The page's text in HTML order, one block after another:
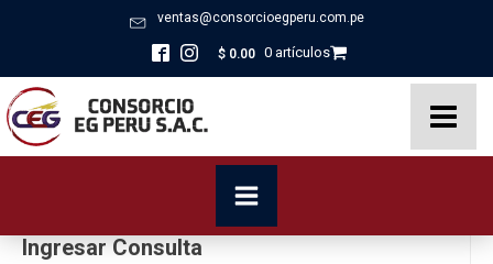
ventas@consorcioegperu.com.pe
$ 0.00 0 artículos
Ingresar Consulta